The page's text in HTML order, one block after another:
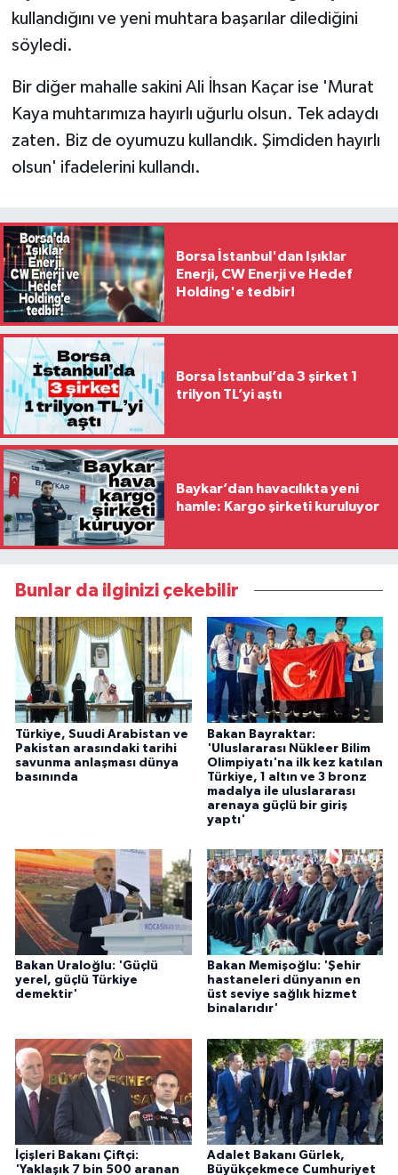
kullandığını ve yeni muhtara başarılar dilediğini
söyledi.
Bir diğer mahalle sakini Ali İhsan Kaçar ise 'Murat
Kaya muhtarımıza hayırlı uğurlu olsun. Tek adaydı
zaten. Biz de oyumuzu kullandık. Şimdiden hayırlı
olsun' ifadelerini kullandı.
Borsa İstanbul'dan Işıklar
Enerji, CW Enerji ve Hedef
Holding'e tedbir!
Borsa İstanbul’da 3 şirket 1
trilyon TL’yi aştı
Baykar’dan havacılıkta yeni
hamle: Kargo şirketi kuruluyor
Bunlar da ilginizi çekebilir
Türkiye, Suudi Arabistan ve
Pakistan arasındaki tarihi
savunma anlaşması dünya
basınında
Bakan Bayraktar:
'Uluslararası Nükleer Bilim
Olimpiyatı'na ilk kez katılan
Türkiye, 1 altın ve 3 bronz
madalya ile uluslararası
arenaya güçlü bir giriş
yaptı'
Bakan Uraloğlu: 'Güçlü
yerel, güçlü Türkiye
demektir'
Bakan Memişoğlu: 'Şehir
hastaneleri dünyanın en
üst seviye sağlık hizmet
binalarıdır'
İçişleri Bakanı Çiftçi:
'Yaklaşık 7 bin 500 aranan
Adalet Bakanı Gürlek,
Büyükçekmece Cumhuriyet